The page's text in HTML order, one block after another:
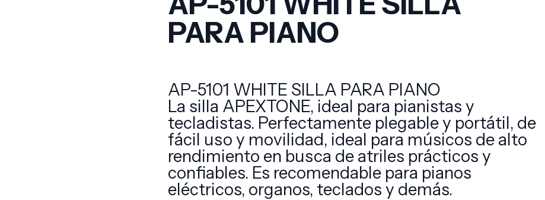
PARA PIANO
AP-5101 WHITE SILLA PARA PIANO
La silla APEXTONE, ideal para pianistas y
tecladistas. Perfectamente plegable y portátil, de
fácil uso y movilidad, ideal para músicos de alto
rendimiento en busca de atriles prácticos y
confiables. Es recomendable para pianos
eléctricos, organos, teclados y demás.